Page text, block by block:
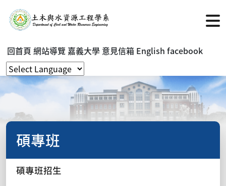
回首頁 網站導覽 嘉義大學 意見信箱 English facebook
碩專班
碩專班招生